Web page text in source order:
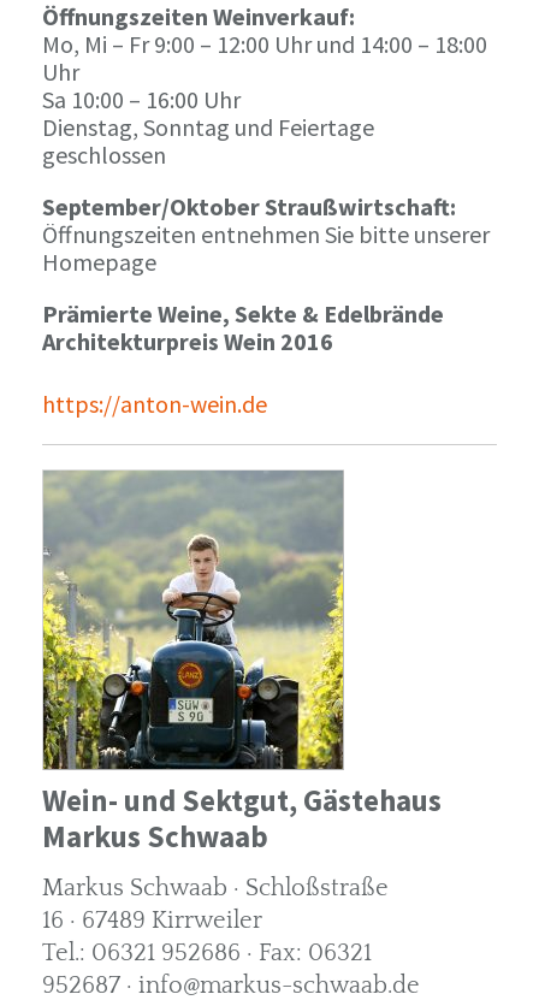
Öffnungszeiten Weinverkauf:
Mo, Mi – Fr 9:00 – 12:00 Uhr und 14:00 – 18:00
Uhr
Sa 10:00 – 16:00 Uhr
Dienstag, Sonntag und Feiertage
geschlossen
September/Oktober Straußwirtschaft:
Öffnungszeiten entnehmen Sie bitte unserer
Homepage
Prämierte Weine, Sekte & Edelbrände
Architekturpreis Wein 2016
https://anton-wein.de
Wein- und Sektgut, Gästehaus
Markus Schwaab
Markus Schwaab · Schloßstraße
16 · 67489 Kirrweiler
Tel.: 06321 952686 · Fax: 06321
952687 · info@markus-schwaab.de